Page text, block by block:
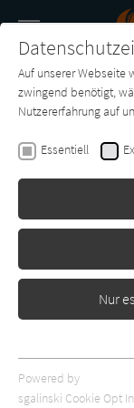
SUCHE
Christine Feehan
Düstere
der
Heyne
Auf unserer Webseite
zwingend benötigt,
Nutzererfahrung auf
Essentiell
Nur
Essentielle Cookies
Webseite benötigt.
Powered by
sgalinski Cookie Opt In